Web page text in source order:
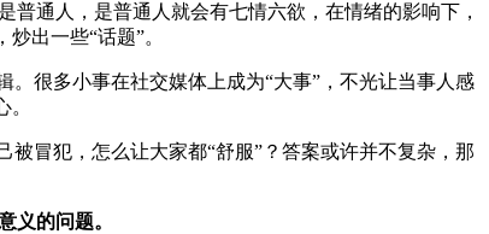
通人，是普通人就会有七情六欲，在情绪的影响下，
出一些“话题”。
很多小事在社交媒体上成为“大事”，不光让当事人感
冒犯，怎么让大家都“舒服”？答案或许并不复杂，那
义的问题。